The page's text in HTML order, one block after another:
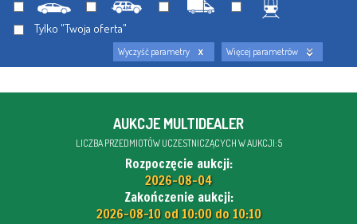
Tylko "Twoja oferta"
Wyczyść parametry Więcej parametrów
AUKCJE MULTIDEALER
LICZBA PRZEDMIOTÓW UCZESTNICZĄCYCH W AUKCJI: 5
Rozpoczęcie aukcji:
2026-08-04
Zakończenie aukcji:
2026-08-10 od 10:00 do 10:10